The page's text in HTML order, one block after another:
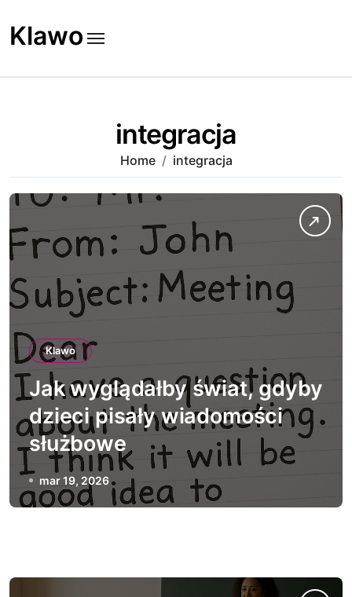
to
content
Klawo
integracja
Home integracja
Klawo
Jak wyglądałby świat, gdyby
dzieci pisały wiadomości
służbowe
mar 19, 2026